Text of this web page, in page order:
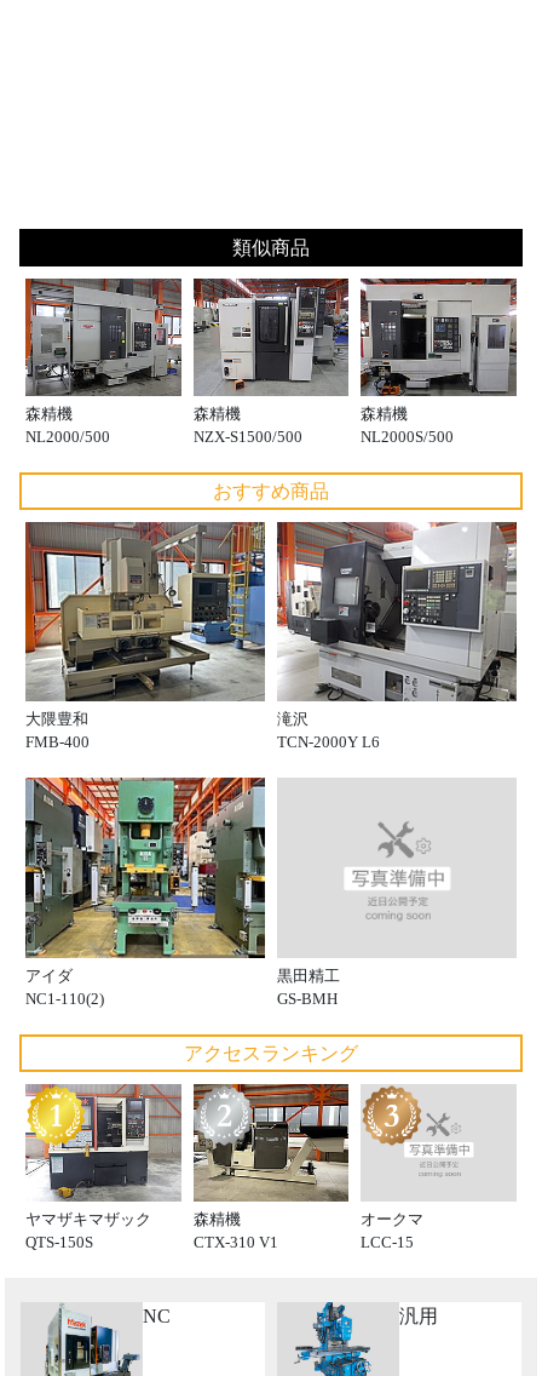
類似商品
森精機
NL2000/500
森精機
NZX-S1500/500
森精機
NL2000S/500
おすすめ商品
大隈豊和
FMB-400
滝沢
TCN-2000Y L6
アイダ
NC1-110(2)
黒田精工
GS-BMH
アクセスランキング
ヤマザキマザック
QTS-150S
森精機
CTX-310 V1
オークマ
LCC-15
NC 汎用